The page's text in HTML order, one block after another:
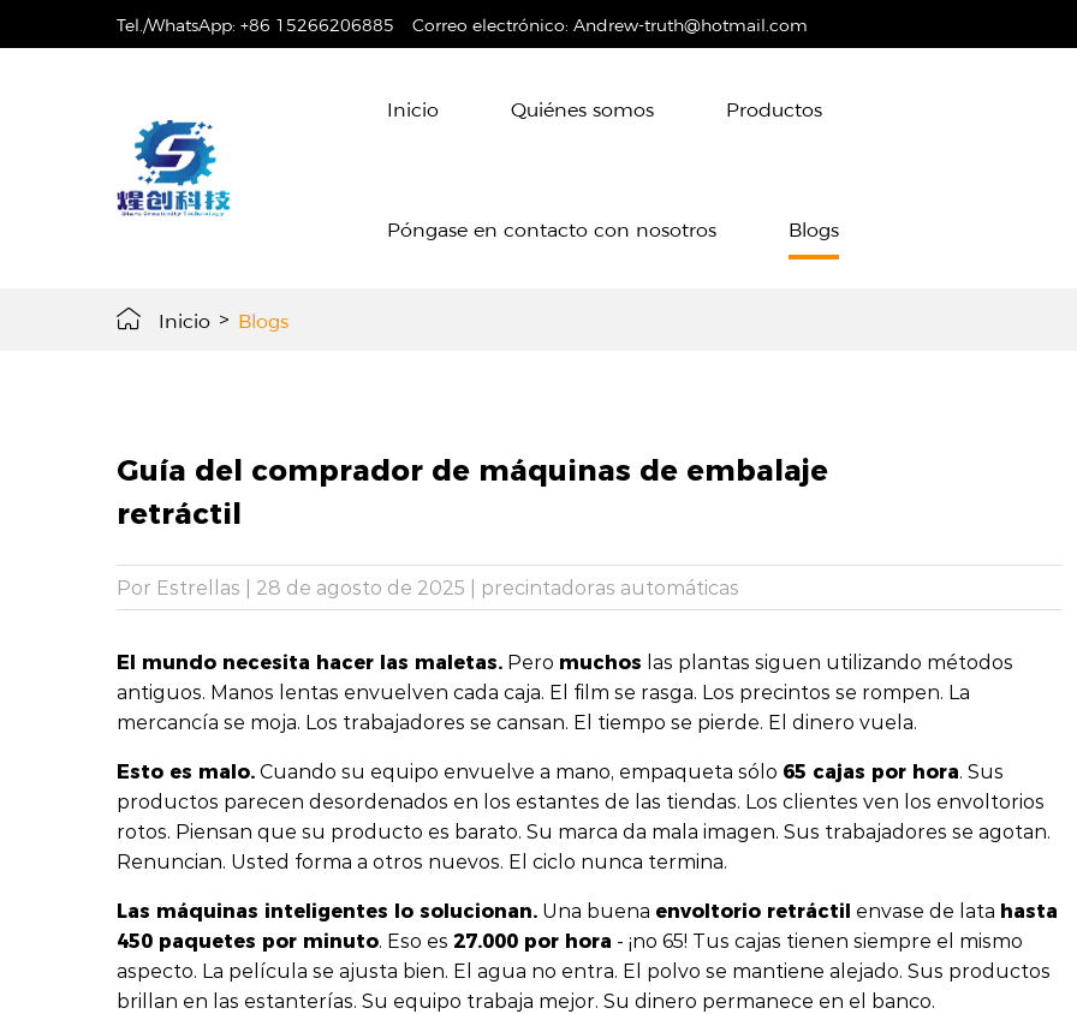
Tel./WhatsApp: +86 15266206885 Correo electrónico: Andrew-truth@hotmail.com
Inicio Quiénes somos Productos
Póngase en contacto con nosotros Blogs
Inicio > Blogs
Guía del comprador de máquinas de embalaje
retráctil
Por Estrellas | 28 de agosto de 2025 | precintadoras automáticas
El mundo necesita hacer las maletas. Pero muchos las plantas siguen utilizando métodos
antiguos. Manos lentas envuelven cada caja. El film se rasga. Los precintos se rompen. La
mercancía se moja. Los trabajadores se cansan. El tiempo se pierde. El dinero vuela.
Esto es malo.Cuando su equipo envuelve a mano, empaqueta sólo 65 cajas por hora. Sus
productos parecen desordenados en los estantes de las tiendas. Los clientes ven los envoltorios
rotos. Piensan que su producto es barato. Su marca da mala imagen. Sus trabajadores se agotan.
Renuncian. Usted forma a otros nuevos. El ciclo nunca termina.
Las máquinas inteligentes lo solucionan. Una buena envoltorio retráctil envase de lata hasta
450 paquetes por minuto. Eso es 27.000 por hora - ¡no 65! Tus cajas tienen siempre el mismo
aspecto. La película se ajusta bien. El agua no entra. El polvo se mantiene alejado. Sus productos
brillan en las estanterías. Su equipo trabaja mejor. Su dinero permanece en el banco.